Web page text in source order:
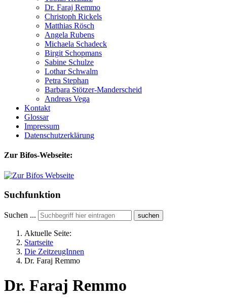
Dr. Faraj Remmo
Christoph Rickels
Matthias Rösch
Angela Rubens
Michaela Schadeck
Birgit Schopmans
Sabine Schulze
Lothar Schwalm
Petra Stephan
Barbara Stötzer-Manderscheid
Andreas Vega
Kontakt
Glossar
Impressum
Datenschutzerklärung
Zur Bifos-Webseite:
Suchfunktion
Suchen ... suchen
Aktuelle Seite:
Startseite
Die ZeitzeugInnen
Dr. Faraj Remmo
Dr. Faraj Remmo